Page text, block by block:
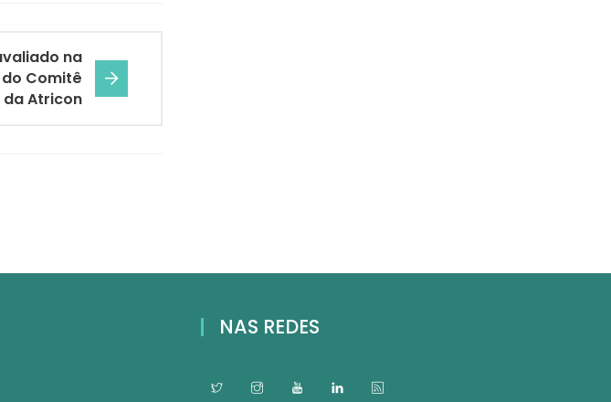
na
Comitê
da Atricon
NAS REDES